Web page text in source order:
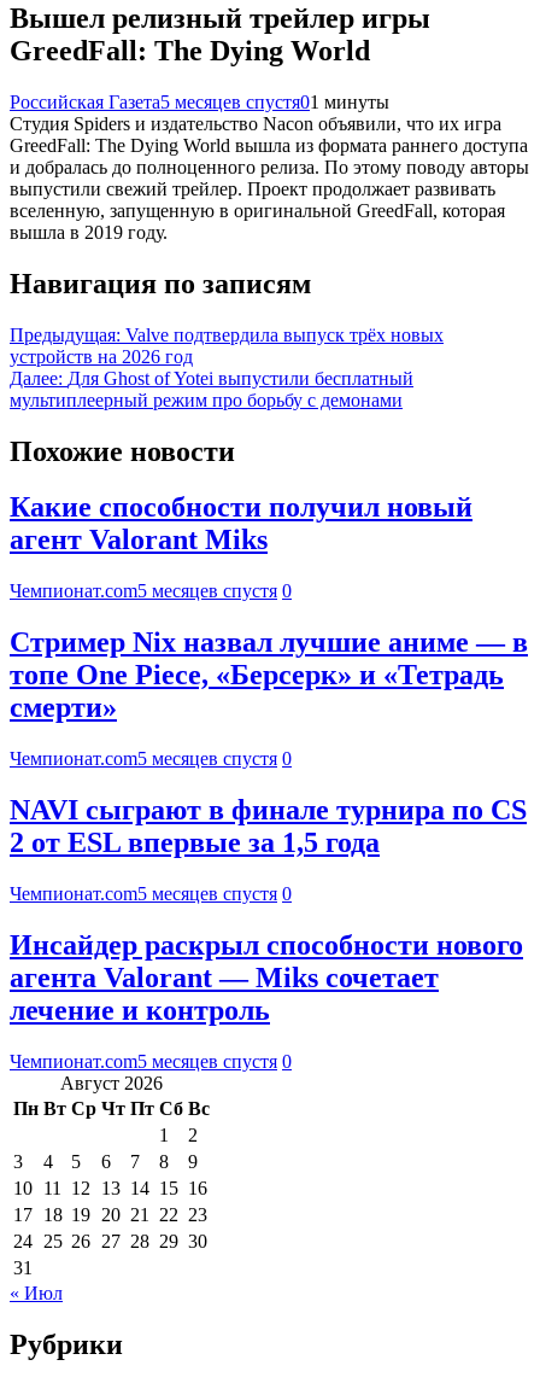
Вышел релизный трейлер игры
GreedFall: The Dying World
Российская Газета5 месяцев спустя01 минуты
Студия Spiders и издательство Nacon объявили, что их игра
GreedFall: The Dying World вышла из формата раннего доступа
и добралась до полноценного релиза. По этому поводу авторы
выпустили свежий трейлер. Проект продолжает развивать
вселенную, запущенную в оригинальной GreedFall, которая
вышла в 2019 году.
Навигация по записям
Предыдущая: Valve подтвердила выпуск трёх новых
устройств на 2026 год
Далее: Для Ghost of Yotei выпустили бесплатный
мультиплеерный режим про борьбу с демонами
Похожие новости
Какие способности получил новый
агент Valorant Miks
Чемпионат.com5 месяцев спустя 0
Стример Nix назвал лучшие аниме — в
топе One Piece, «Берсерк» и «Тетрадь
смерти»
Чемпионат.com5 месяцев спустя 0
NAVI сыграют в финале турнира по CS
2 от ESL впервые за 1,5 года
Чемпионат.com5 месяцев спустя 0
Инсайдер раскрыл способности нового
агента Valorant — Miks сочетает
лечение и контроль
Чемпионат.com5 месяцев спустя 0
Август 2026
Пн Вт Ср Чт Пт Сб Вс
1
2
3
4 5 6 7 8
9
10 11 12 13 14 15 16
17 18 19 20 21 22 23
24 25 26 27 28 29 30
31
« Июл
Рубрики